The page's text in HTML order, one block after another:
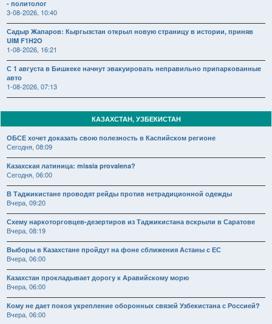
- политолог
3-08-2026, 10:40
Садыр Жапаров: Кыргызстан открыл новую страницу в истории, приняв
UIM F1H2O
1-08-2026, 16:21
С 1 августа в Бишкеке начнут эвакуировать неправильно припаркованные
авто
1-08-2026, 07:13
КАЗАХСТАН, УЗБЕКИСТАН
ОБСЕ хочет доказать свою полезность в Каспийском регионе
Сегодня, 08:09
Казахская латиница: missia provalena?
Сегодня, 06:00
В Таджикистане проводят рейды против нетрадиционной одежды
Вчера, 09:20
Схему наркоторговцев-дезертиров из Таджикистана вскрыли в Саратове
Вчера, 08:19
Выборы в Казахстане пройдут на фоне сближения Астаны с ЕС
Вчера, 06:00
Казахстан прокладывает дорогу к Аравийскому морю
Вчера, 06:00
Кому не дает покоя укрепление оборонных связей Узбекистана с Россией?
Вчера, 06:00